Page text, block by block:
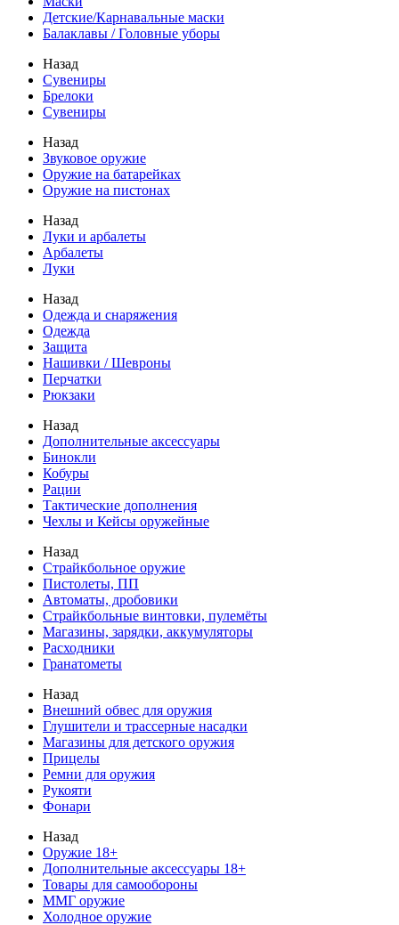
Детские/Карнавальные маски
Балаклавы / Головные уборы
Назад
Сувениры
Брелоки
Сувениры
Назад
Звуковое оружие
Оружие на батарейках
Оружие на пистонах
Назад
Луки и арбалеты
Арбалеты
Луки
Назад
Одежда и снаряжения
Одежда
Защита
Нашивки / Шевроны
Перчатки
Рюкзаки
Назад
Дополнительные аксессуары
Бинокли
Кобуры
Рации
Тактические дополнения
Чехлы и Кейсы оружейные
Назад
Страйкбольное оружие
Пистолеты, ПП
Автоматы, дробовики
Страйкбольные винтовки, пулемёты
Магазины, зарядки, аккумуляторы
Расходники
Гранатометы
Назад
Внешний обвес для оружия
Глушители и трассерные насадки
Магазины для детского оружия
Прицелы
Ремни для оружия
Рукояти
Фонари
Назад
Оружие 18+
Дополнительные аксессуары 18+
Товары для самообороны
ММГ оружие
Холодное оружие